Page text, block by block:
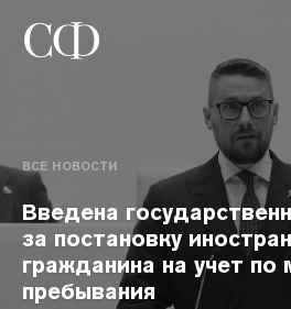
ВСЕ НОВОСТИ
Введена
за постановку
гражданина на учет по
пребывания